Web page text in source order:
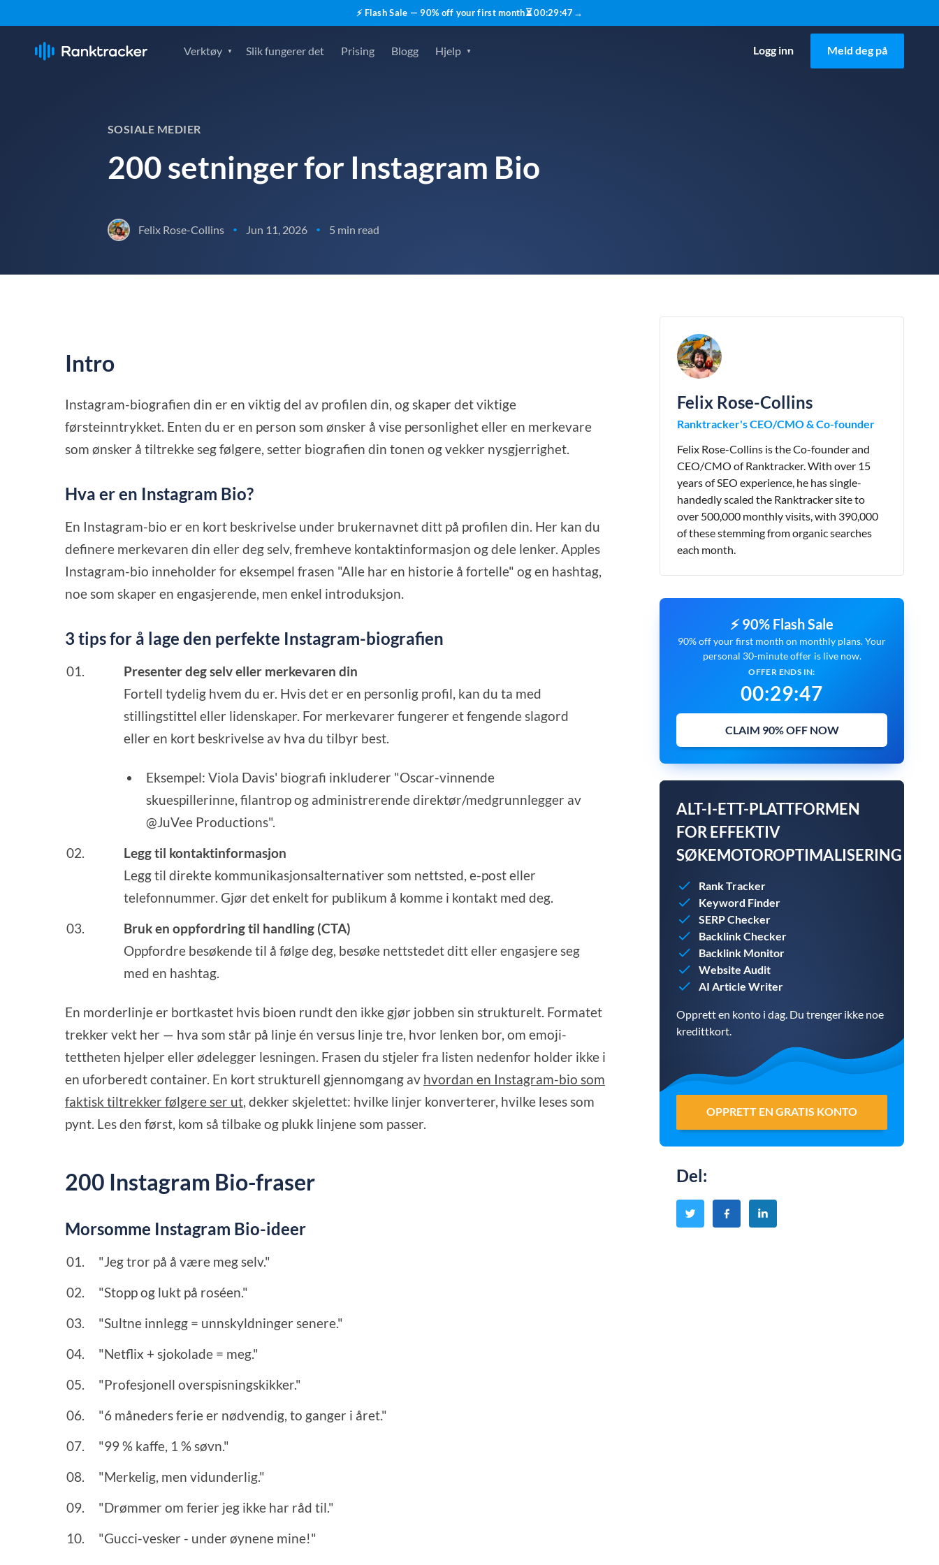
⚡ Flash Sale — 90% off your first month⏳00:29:46→
Verktøy Slik fungerer det Prising Blogg Hjelp Logg inn Meld deg på
SOSIALE MEDIER
200 setninger for Instagram Bio
Felix Rose-Collins • Jun 11, 2026 • 5 min read
Intro
Instagram-biografien din er en viktig del av profilen din, og skaper det viktige
førsteinntrykket. Enten du er en person som ønsker å vise personlighet eller en merkevare
som ønsker å tiltrekke seg følgere, setter biografien din tonen og vekker nysgjerrighet.
Hva er en Instagram Bio?
En Instagram-bio er en kort beskrivelse under brukernavnet ditt på profilen din. Her kan du
definere merkevaren din eller deg selv, fremheve kontaktinformasjon og dele lenker. Apples
Instagram-bio inneholder for eksempel frasen "Alle har en historie å fortelle" og en hashtag,
noe som skaper en engasjerende, men enkel introduksjon.
3 tips for å lage den perfekte Instagram-biografien
Presenter deg selv eller merkevaren din
Fortell tydelig hvem du er. Hvis det er en personlig profil, kan du ta med
stillingstittel eller lidenskaper. For merkevarer fungerer et fengende slagord
eller en kort beskrivelse av hva du tilbyr best.
Eksempel: Viola Davis' biografi inkluderer "Oscar-vinnende
skuespillerinne, filantrop og administrerende direktør/medgrunnlegger av
@JuVee Productions".
Legg til kontaktinformasjon
Legg til direkte kommunikasjonsalternativer som nettsted, e-post eller
telefonnummer. Gjør det enkelt for publikum å komme i kontakt med deg.
Bruk en oppfordring til handling (CTA)
Oppfordre besøkende til å følge deg, besøke nettstedet ditt eller engasjere seg
med en hashtag.
En morderlinje er bortkastet hvis bioen rundt den ikke gjør jobben sin strukturelt. Formatet
trekker vekt her — hva som står på linje én versus linje tre, hvor lenken bor, om emoji-
tettheten hjelper eller ødelegger lesningen. Frasen du stjeler fra listen nedenfor holder ikke i
en uforberedt container. En kort strukturell gjennomgang av hvordan en Instagram-bio som
faktisk tiltrekker følgere ser ut, dekker skjelettet: hvilke linjer konverterer, hvilke leses som
pynt. Les den først, kom så tilbake og plukk linjene som passer.
200 Instagram Bio-fraser
Morsomme Instagram Bio-ideer
"Jeg tror på å være meg selv."
"Stopp og lukt på roséen."
"Sultne innlegg = unnskyldninger senere."
"Netflix + sjokolade = meg."
"Profesjonell overspisningskikker."
"6 måneders ferie er nødvendig, to ganger i året."
"99 % kaffe, 1 % søvn."
"Merkelig, men vidunderlig."
"Drømmer om ferier jeg ikke har råd til."
"Gucci-vesker - under øynene mine!"
Felix Rose-Collins
Ranktracker's CEO/CMO & Co-founder
Felix Rose-Collins is the Co-founder and
CEO/CMO of Ranktracker. With over 15
years of SEO experience, he has single-
handedly scaled the Ranktracker site to
over 500,000 monthly visits, with 390,000
of these stemming from organic searches
each month.
⚡ 90% Flash Sale
90% off your first month on monthly plans. Your
personal 30-minute offer is live now.
OFFER ENDS IN:
00:29:46
CLAIM 90% OFF NOW
ALT-I-ETT-PLATTFORMEN
FOR EFFEKTIV
SØKEMOTOROPTIMALISERING
Rank Tracker
Keyword Finder
SERP Checker
Backlink Checker
Backlink Monitor
Website Audit
AI Article Writer
Opprett en konto i dag. Du trenger ikke noe
kredittkort.
OPPRETT EN GRATIS KONTO
Del: